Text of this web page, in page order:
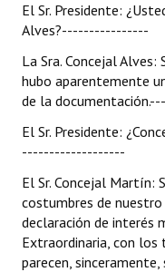
El Sr. Presidente:
Alves?----------------
La Sra. Concejal Alves:
hubo aparentemente
de la
El Sr. Presidente:
-------------------
El Sr. Concejal Martín:
costumbres de
declaración de interés
Extraordinaria, con los
parecen,